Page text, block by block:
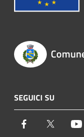
SEGUICI SU
Facebook Twitter